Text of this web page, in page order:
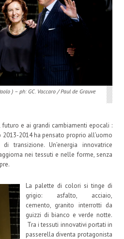
) – ph: GC. Vaccaro / Paul de Grauve
e ai grandi cambiamenti epocali :
2014 ha pensato proprio all’uomo
transizione. Un’energia innovatrice
nei tessuti e nelle forme, senza
La palette di colori si tinge di
grigio: asfalto, acciaio,
cemento, granito interrotti da
guizzi di bianco e verde notte.
Tra i tessuti innovativi portati in
passerella diventa protagonista